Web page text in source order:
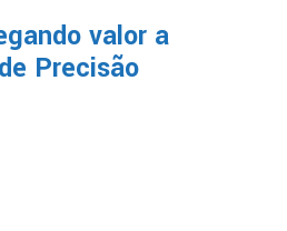
valor a
Precisão